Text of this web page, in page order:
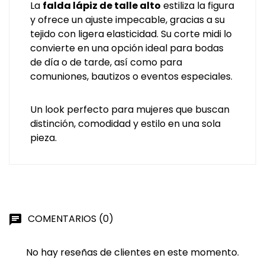
La falda lápiz de talle alto estiliza la figura
y ofrece un ajuste impecable, gracias a su
tejido con ligera elasticidad. Su corte midi lo
convierte en una opción ideal para bodas
de día o de tarde, así como para
comuniones, bautizos o eventos especiales.
Un look perfecto para mujeres que buscan
distinción, comodidad y estilo en una sola
pieza.
chat COMENTARIOS (0)
No hay reseñas de clientes en este momento.